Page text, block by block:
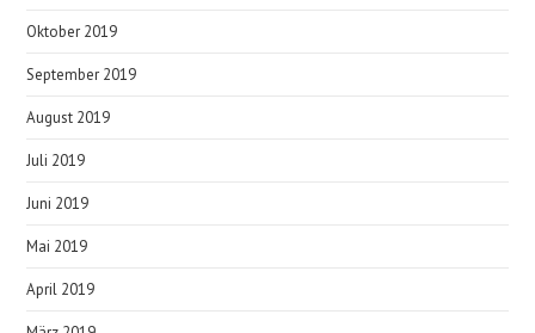
Oktober 2019
September 2019
August 2019
Juli 2019
Juni 2019
Mai 2019
April 2019